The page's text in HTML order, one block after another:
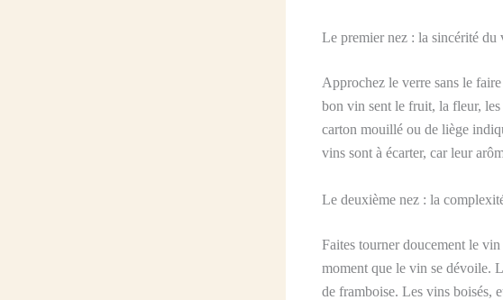
Le premier nez : la sincérité du
Approchez le verre sans le
bon vin sent le fruit, la fleur,
carton mouillé ou de liège
vins sont à écarter, car leur
Le deuxième nez : la
Faites tourner doucement le
moment que le vin se dévoile.
de framboise. Les vins boisés,